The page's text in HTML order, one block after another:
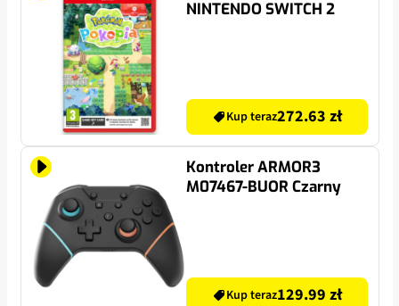
NINTENDO SWITCH 2
Kup teraz272.63 zł
Kontroler ARMOR3
M07467-BUOR Czarny
Kup teraz129.99 zł